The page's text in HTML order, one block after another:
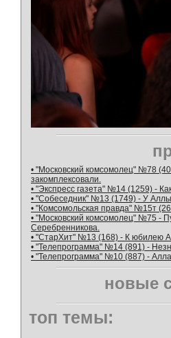
• "Московский комсомолец" №78
закомплексовали.
• "Экспресс газета" №14 (1259) -
• "Собеседник" №13 (1749) - У
• "Комсомольская правда" №15т
• "Московский комсомолец" №75 -
Серебренникова.
• "СтарХит" №13 (168) - К юбилею
• "Телепрограмма" №14 (891) -
• "Телепрограмма" №10 (887) -
новые
топ темы: